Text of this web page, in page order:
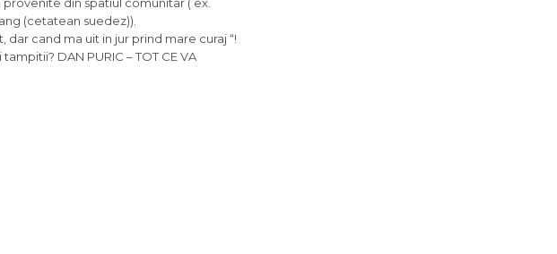
(cetatean suedez)).
cand ma uit in jur prind mare curaj “!
DAN PURIC – TOT CE VA